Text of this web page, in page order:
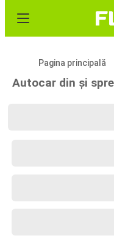
Pagina principală
Autocar din și